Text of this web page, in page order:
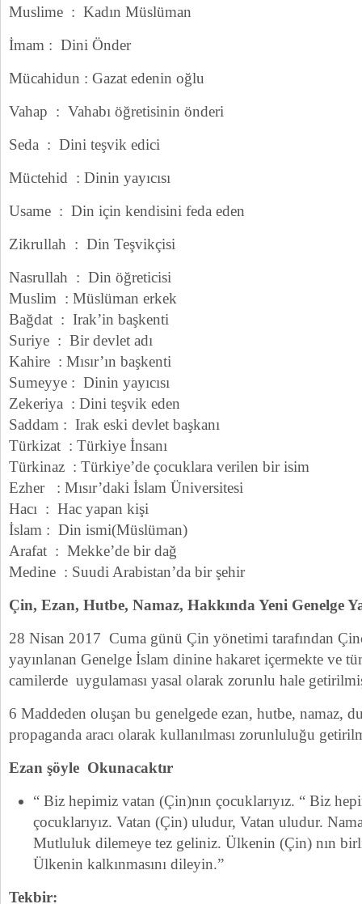
Muslime : Kadın Müslüman
İmam : Dini Önder
Mücahidun : Gazat edenin oğlu
Vahap : Vahabı öğretisinin önderi
Seda : Dini teşvik edici
Müctehid : Dinin yayıcısı
Usame : Din için kendisini feda eden
Zikrullah : Din Teşvikçisi
Nasrullah : Din öğreticisi
Muslim : Müslüman erkek
Bağdat : Irak’in başkenti
Suriye : Bir devlet adı
Kahire : Mısır’ın başkenti
Sumeyye : Dinin yayıcısı
Zekeriya : Dini teşvik eden
Saddam : Irak eski devlet başkanı
Türkizat : Türkiye İnsanı
Türkinaz : Türkiye’de çocuklara verilen bir isim
Ezher : Mısır’daki İslam Üniversitesi
Hacı : Hac yapan kişi
İslam : Din ismi(Müslüman)
Arafat : Mekke’de bir dağ
Medine : Suudi Arabistan’da bir şehir
Çin, Ezan, Hutbe, Namaz, Hakkında Yeni Genelge
28 Nisan 2017 Cuma günü Çin yönetimi tarafından
yayınlanan Genelge İslam dinine hakaret içermekte ve
camilerde uygulaması yasal olarak zorunlu hale
6 Maddeden oluşan bu genelgede ezan, hutbe, namaz,
propaganda aracı olarak kullanılması zorunluluğu
Ezan şöyle Okunacaktır
“ Biz hepimiz vatan (Çin)nın çocuklarıyız. “ Biz
çocuklarıyız. Vatan (Çin) uludur, Vatan uludur.
Mutluluk dilemeye tez geliniz. Ülkenin (Çin) nın
Ülkenin kalkınmasını dileyin.”
Tekbir: